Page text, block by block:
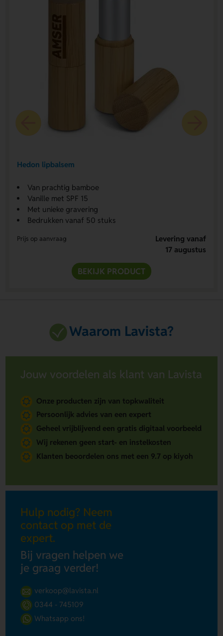
Hedon lipbalsem
Van prachtig bamboe
Vanille met SPF 15
Met unieke gravering
Bedrukken vanaf 50 stuks
Prijs op aanvraag
Levering vanaf
17 augustus
BEKIJK PRODUCT
Waarom Lavista?
Jouw voordelen als klant van Lavista
Onze producten zijn van topkwaliteit
Persoonlijk advies van een expert
Geheel vrijblijvend een gratis digitaal voorbeeld
Wij rekenen geen start- en instelkosten
Klanten beoordelen ons met een 9.7 op kiyoh
Hulp nodig? Neem
contact op met de
expert.
Bij vragen helpen we
je graag verder!
verkoop@lavista.nl
0344 - 745109
Whatsapp ons!